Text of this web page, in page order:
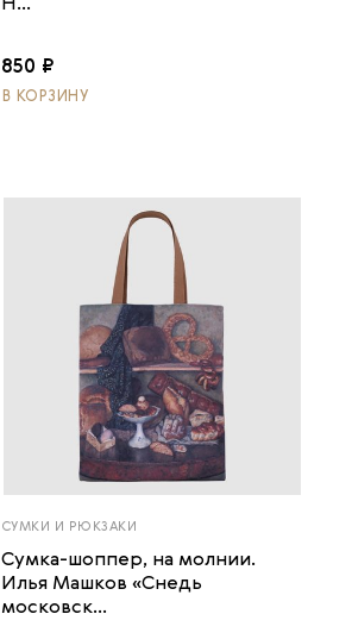
Н...
850 ₽
В КОРЗИНУ
СУМКИ И РЮКЗАКИ
Сумка-шоппер, на молнии.
Илья Машков «Снедь
московск...